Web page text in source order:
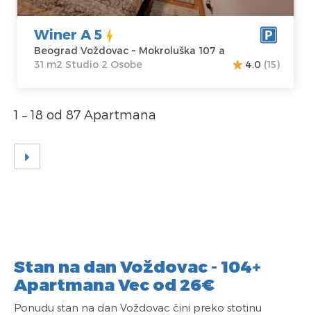
a
Cena
Winer A 5
Beograd Voždovac ~ Mokroluška 107 a
31 m2 Studio 2 Osobe
4.0 (15)
1 – 18 od 87 Apartmana
Stan na dan Voždovac - 104+
Apartmana Vec od 26€
Ponudu stan na dan Voždovac čini preko stotinu